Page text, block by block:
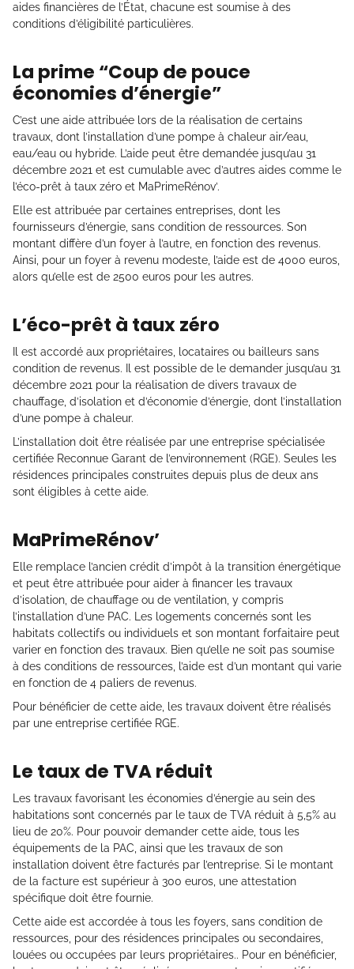
aides financières de l’État, chacune est soumise à des
conditions d’éligibilité particulières.
La prime “Coup de pouce
économies d’énergie”
C’est une aide attribuée lors de la réalisation de certains
travaux, dont l’installation d’une pompe à chaleur air/eau,
eau/eau ou hybride. L’aide peut être demandée jusqu’au 31
décembre 2021 et est cumulable avec d’autres aides comme le
l’éco-prêt à taux zéro et MaPrimeRénov’.
Elle est attribuée par certaines entreprises, dont les
fournisseurs d’énergie, sans condition de ressources. Son
montant diffère d’un foyer à l’autre, en fonction des revenus.
Ainsi, pour un foyer à revenu modeste, l’aide est de 4000 euros,
alors qu’elle est de 2500 euros pour les autres.
L’éco-prêt à taux zéro
Il est accordé aux propriétaires, locataires ou bailleurs sans
condition de revenus. Il est possible de le demander jusqu’au 31
décembre 2021 pour la réalisation de divers travaux de
chauffage, d’isolation et d’économie d’énergie, dont l’installation
d’une pompe à chaleur.
L’installation doit être réalisée par une entreprise spécialisée
certifiée Reconnue Garant de l’environnement (RGE). Seules les
résidences principales construites depuis plus de deux ans
sont éligibles à cette aide.
MaPrimeRénov’
Elle remplace l’ancien crédit d’impôt à la transition énergétique
et peut être attribuée pour aider à financer les travaux
d’isolation, de chauffage ou de ventilation, y compris
l’installation d’une PAC. Les logements concernés sont les
habitats collectifs ou individuels et son montant forfaitaire peut
varier en fonction des travaux. Bien qu’elle ne soit pas soumise
à des conditions de ressources, l’aide est d’un montant qui varie
en fonction de 4 paliers de revenus.
Pour bénéficier de cette aide, les travaux doivent être réalisés
par une entreprise certifiée RGE.
Le taux de TVA réduit
Les travaux favorisant les économies d’énergie au sein des
habitations sont concernés par le taux de TVA réduit à 5,5% au
lieu de 20%. Pour pouvoir demander cette aide, tous les
équipements de la PAC, ainsi que les travaux de son
installation doivent être facturés par l’entreprise. Si le montant
de la facture est supérieur à 300 euros, une attestation
spécifique doit être fournie.
Cette aide est accordée à tous les foyers, sans condition de
ressources, pour des résidences principales ou secondaires,
louées ou occupées par leurs propriétaires.. Pour en bénéficier,